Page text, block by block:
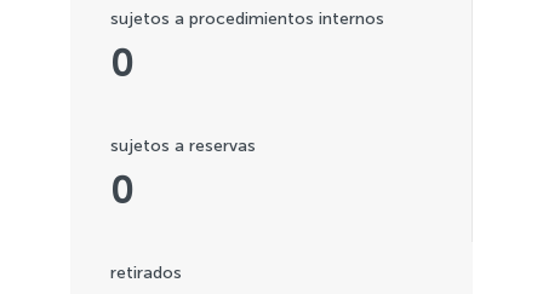
0
sujetos a procedimientos internos
0
sujetos a reservas
retirados